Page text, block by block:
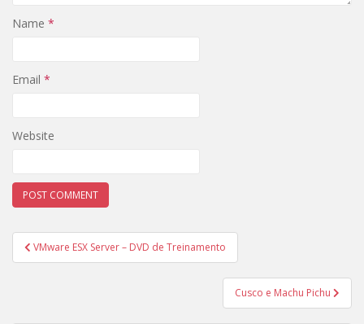
Name *
Email *
Website
Post
navigation
VMware ESX Server – DVD de Treinamento
Cusco e Machu Pichu